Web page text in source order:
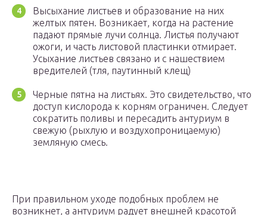
Высыхание листьев и образование на них
желтых пятен. Возникает, когда на растение
падают прямые лучи солнца. Листья получают
ожоги, и часть листовой пластинки отмирает.
Усыхание листьев связано и с нашествием
вредителей (тля, паутинный клещ)
Черные пятна на листьях. Это свидетельство, что
доступ кислорода к корням ограничен. Следует
сократить поливы и пересадить антуриум в
свежую (рыхлую и воздухопроницаемую)
земляную смесь.
При правильном уходе подобных проблем не
возникнет, а антуриум радует внешней красотой